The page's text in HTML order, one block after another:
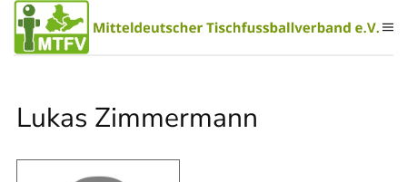
Zum Hauptinhalt springen
Lukas Zimmermann